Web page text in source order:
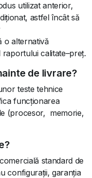
utilizat anterior,
astfel încât să
o alternativă
calitate–preț.
de livrare?
teste tehnice
funcționarea
(procesor, memorie,
standard de
configurații, garanția